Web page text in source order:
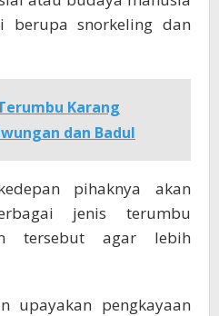
berupa snorkeling dan
Karang
dan Badul
pihaknya akan
jenis terumbu
tersebut agar lebih
upayakan pengkayaan